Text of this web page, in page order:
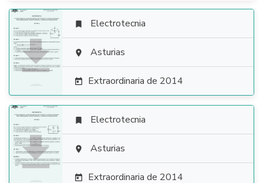

 Electrotecnia
 Asturias
 Extraordinaria de 2014

 Electrotecnia
 Asturias
 Extraordinaria de 2014